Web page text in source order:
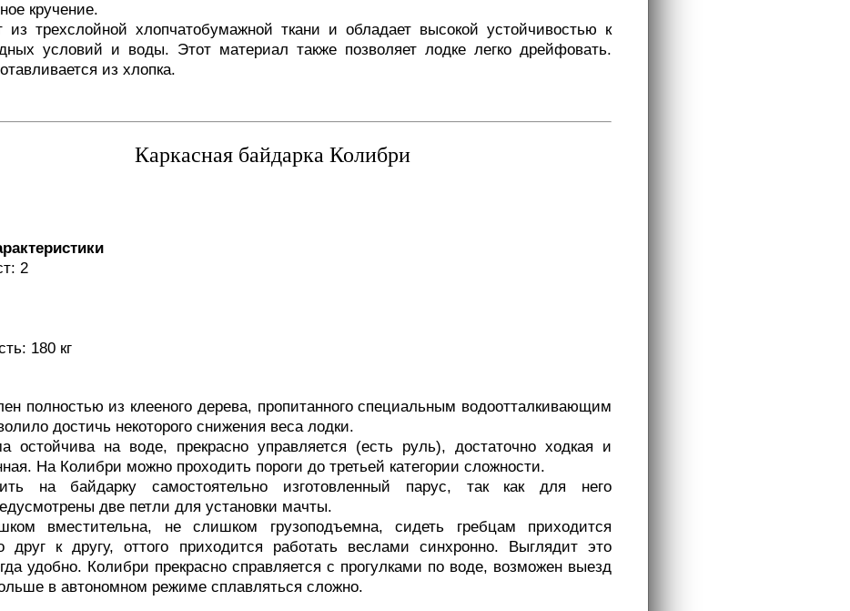
кручение.
из трехслойной хлопчатобумажной ткани и обладает высокой устойчивостью к
условий и воды. Этот материал также позволяет лодке легко дрейфовать.
из хлопка.
Каркасная байдарка Колибри
2
180 кг
полностью из клееного дерева, пропитанного специальным водоотталкивающим
достичь некоторого снижения веса лодки.
остойчива на воде, прекрасно управляется (есть руль), достаточно ходкая и
На Колибри можно проходить пороги до третьей категории сложности.
на байдарку самостоятельно изготовленный парус, так как для него
две петли для установки мачты.
вместительна, не слишком грузоподъемна, сидеть гребцам приходится
друг к другу, оттого приходится работать веслами синхронно. Выглядит это
удобно. Колибри прекрасно справляется с прогулками по воде, возможен выезд
в автономном режиме сплавляться сложно.